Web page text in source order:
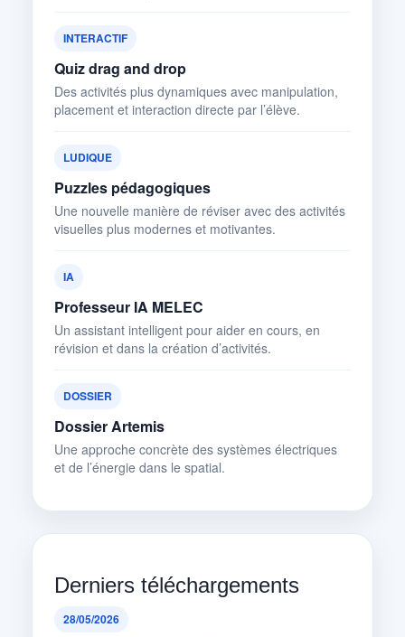
INTERACTIF
Quiz drag and drop
Des activités plus dynamiques avec manipulation,
placement et interaction directe par l’élève.
LUDIQUE
Puzzles pédagogiques
Une nouvelle manière de réviser avec des activités
visuelles plus modernes et motivantes.
IA
Professeur IA MELEC
Un assistant intelligent pour aider en cours, en
révision et dans la création d’activités.
DOSSIER
Dossier Artemis
Une approche concrète des systèmes électriques
et de l’énergie dans le spatial.
Derniers téléchargements
28/05/2026